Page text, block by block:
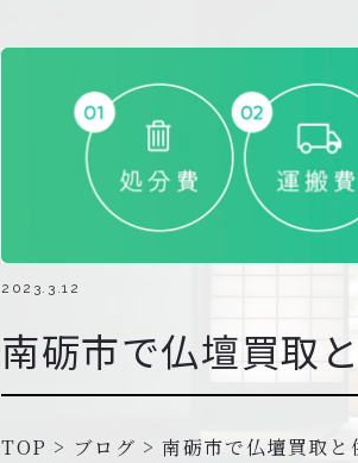
2023.3.12
南砺市で仏壇買取
TOP > ブログ >南砺市で仏壇買取